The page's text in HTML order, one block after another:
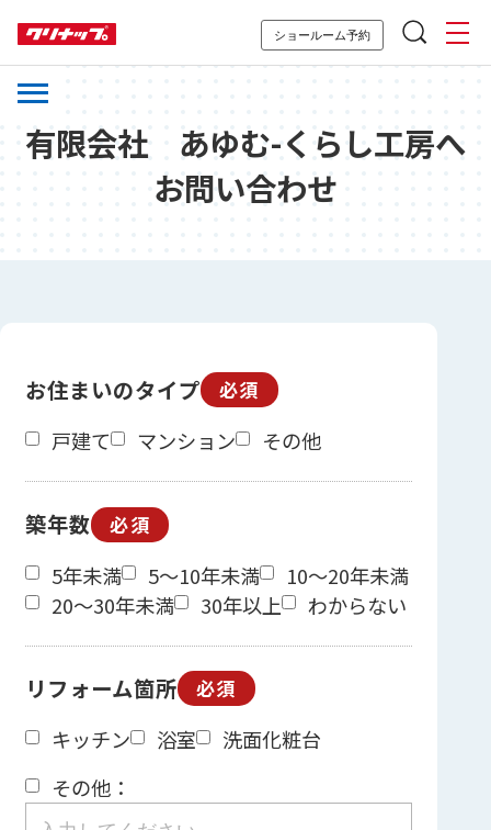
ショールーム予約
有限会社 あゆむ-くらし工房へ
お問い合わせ
お住まいのタイプ 必須
戸建て マンション その他
築年数 必須
5年未満 5～10年未満
10～20年未満
20～30年未満
30年以上 わからない
リフォーム箇所 必須
キッチン 浴室
洗面化粧台
その他：